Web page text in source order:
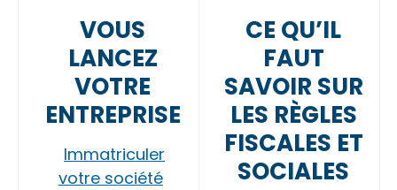
VOUS
LANCEZ
VOTRE
ENTREPRISE
Immatriculer
votre société
CE QU’IL
FAUT
SAVOIR SUR
LES RÈGLES
FISCALES ET
SOCIALES